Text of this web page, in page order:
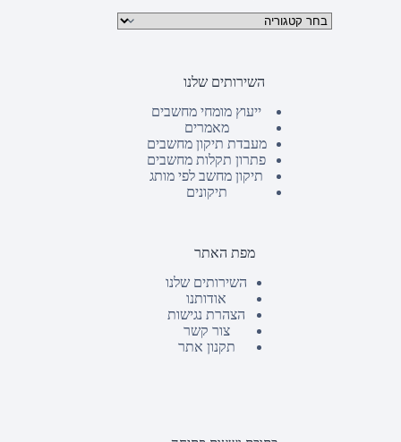
קטגוריות מוצרים
השירותים שלנו
ייעוץ מומחי מחשבים
מאמרים
מעבדת תיקון מחשבים
פתרון תקלות מחשבים
תיקון מחשב לפי מותג
תיקונים
מפת האתר
השירותים שלנו
אודותנו
הצהרת נגישות
צור קשר
תקנון אתר